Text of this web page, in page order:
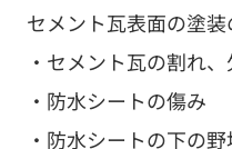
セメント瓦表面の塗装
・セメント瓦の割れ
・防水シートの傷み
・防水シートの下の